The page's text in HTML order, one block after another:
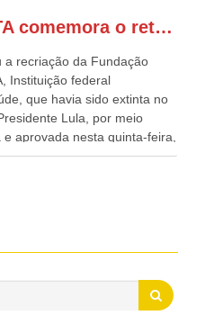
ajudam a fomentar o
GONZAGA PATRIOTA comemora o retorno da FUNASA
a recriação da Fundação
Instituição federal
que havia sido extinta no
Lula, por meio
aprovada nesta quinta-feira,
Patriota disse hoje em
e, somente o ano
mais de três bilhões de
dentre alas, mais de
comunidades rurais.
sem mandato,